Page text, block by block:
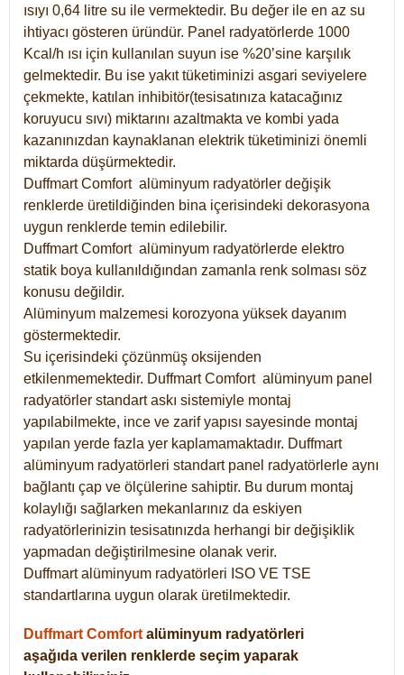
ısıyı 0,64 litre su ile vermektedir. Bu değer ile en az su
ihtiyacı gösteren üründür. Panel radyatörlerde 1000
Kcal/h ısı için kullanılan suyun ise %20’sine karşılık
gelmektedir. Bu ise yakıt tüketiminizi asgari seviyelere
çekmekte, katılan inhibitör(tesisatınıza katacağınız
koruyucu sıvı) miktarını azaltmakta ve kombi yada
kazanınızdan kaynaklanan elektrik tüketiminizi önemli
miktarda düşürmektedir.
Duffmart Comfort alüminyum radyatörler değişik
renklerde üretildiğinden bina içerisindeki dekorasyona
uygun renklerde temin edilebilir.
DuffmartComfort alüminyum radyatörlerde elektro
statik boya kullanıldığından zamanla renk solması söz
konusu değildir.
Alüminyum malzemesi korozyona yüksek dayanım
göstermektedir.
Su içerisindeki çözünmüş oksijenden
etkilenmemektedir. DuffmartComfort alüminyum panel
radyatörler standart askı sistemiyle montaj
yapılabilmekte, ince ve zarif yapısı sayesinde montaj
yapılan yerde fazla yer kaplamamaktadır. Duffmart
alüminyum radyatörleri standart panel radyatörlerle aynı
bağlantı çap ve ölçülerine sahiptir. Bu durum montaj
kolaylığı sağlarken mekanlarınız da eskiyen
radyatörlerinizin tesisatınızda herhangi bir değişiklik
yapmadan değiştirilmesine olanak verir.
Duffmart alüminyum radyatörleri ISO VE TSE
standartlarına uygun olarak üretilmektedir.
Duffmart Comfort alüminyum radyatörleri
aşağıda verilen renklerde seçim yaparak